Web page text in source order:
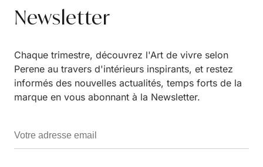
Newsletter
Chaque trimestre, découvrez l'Art de vivre selon
Perene au travers d'intérieurs inspirants, et restez
informés des nouvelles actualités, temps forts de la
marque en vous abonnant à la Newsletter.